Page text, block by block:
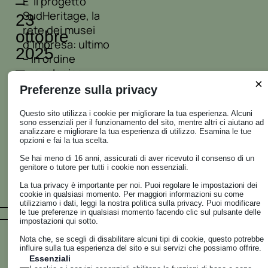
23
ottobre
2025
–
Un
nel
cuore
dell’innovazione
SudHeritage, la
rete dei musei
d’impresa: ultimo
– in ordine
cronologico –
incontro a
Calabria, spesso
schiacciata da
stereotipi,
custodisce
invece una solida
cultura del l...
TUTTO
16.4.2025
Diamo
voce
In questo
episodio di Diamo
Preferenze sulla privacy ×
Questo sito utilizza i cookie per migliorare la tua esperienza. Alcuni
sono essenziali per il funzionamento del sito, mentre altri ci aiutano ad
analizzare e migliorare la tua esperienza di utilizzo. Esamina le tue
opzioni e fai la tua scelta.
Se hai meno di 16 anni, assicurati di aver ricevuto il consenso di un
genitore o tutore per tutti i cookie non essenziali.
La tua privacy è importante per noi. Puoi regolare le impostazioni dei
cookie in qualsiasi momento. Per maggiori informazioni su come
utilizziamo i dati, leggi la nostra politica sulla privacy. Puoi modificare
le tue preferenze in qualsiasi momento facendo clic sul pulsante delle
impostazioni qui sotto.
Nota che, se scegli di disabilitare alcuni tipi di cookie, questo potrebbe
influire sulla tua esperienza del sito e sui servizi che possiamo offrire.
Essenziali